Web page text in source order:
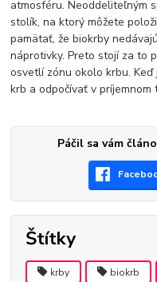
atmosféru. Neoddeliteľným
stolík, na ktorý môžete
pamätať, že biokrby
náprotivky. Preto stojí za to
osvetlí zónu okolo krbu.
krb a odpočívať v príjemnom
Páčil sa vám
Štítky
krby biokrb